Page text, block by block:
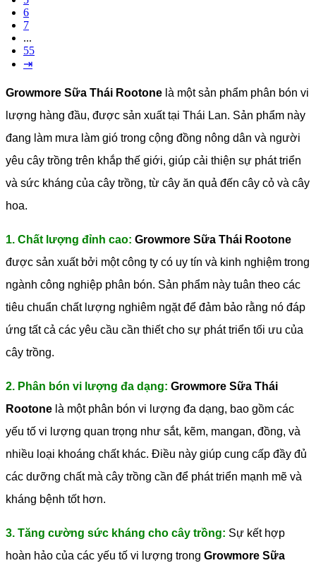
6
7
...
55
⇥
Growmore Sữa Thái Rootone là một sản phẩm phân bón vi
lượng hàng đầu, được sản xuất tại Thái Lan. Sản phẩm này
đang làm mưa làm gió trong cộng đồng nông dân và người
yêu cây trồng trên khắp thế giới, giúp cải thiện sự phát triển
và sức kháng của cây trồng, từ cây ăn quả đến cây cỏ và cây
hoa.
1. Chất lượng đỉnh cao: Growmore Sữa Thái Rootone
được sản xuất bởi một công ty có uy tín và kinh nghiệm trong
ngành công nghiệp phân bón. Sản phẩm này tuân theo các
tiêu chuẩn chất lượng nghiêm ngặt để đảm bảo rằng nó đáp
ứng tất cả các yêu cầu cần thiết cho sự phát triển tối ưu của
cây trồng.
2. Phân bón vi lượng đa dạng: Growmore Sữa Thái
Rootone là một phân bón vi lượng đa dạng, bao gồm các
yếu tố vi lượng quan trọng như sắt, kẽm, mangan, đồng, và
nhiều loại khoáng chất khác. Điều này giúp cung cấp đầy đủ
các dưỡng chất mà cây trồng cần để phát triển mạnh mẽ và
kháng bệnh tốt hơn.
3. Tăng cường sức kháng cho cây trồng: Sự kết hợp
hoàn hảo của các yếu tố vi lượng trong Growmore Sữa